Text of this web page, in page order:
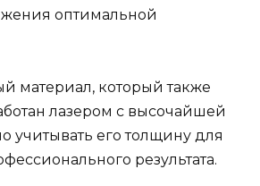
оптимальной
материал, который также
лазером с высочайшей
учитывать его толщину для
результата.